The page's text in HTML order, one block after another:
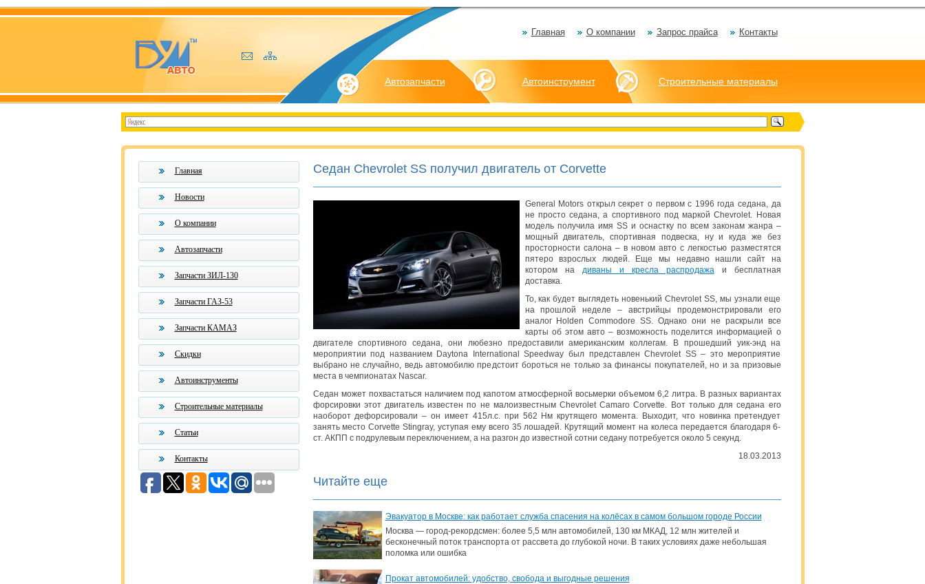
Главная О компании Запрос прайса Контакты
Автозапчасти Автоинструмент Строительные материалы
Главная
Новости
О компании
Автозапчасти
Запчасти ЗИЛ-130
Запчасти ГАЗ-53
Запчасти КАМАЗ
Скидки
Автоинструменты
Строительные материалы
Статьи
Контакты
Седан Chevrolet SS получил двигатель от Corvette
General Motors открыл секрет о первом с 1996 года седана, да
не просто седана, а спортивного под маркой Chevrolet. Новая
модель получила имя SS и оснастку по всем законам жанра –
мощный двигатель, спортивная подвеска, ну и куда же без
просторности салона – в новом авто с легкостью разместятся
пятеро взрослых людей.Еще мы недавно нашли сайт на
котором на диваны и кресла распродажаи бесплатная
доставка.
То, как будет выглядеть новенький Chevrolet SS, мы узнали еще
на прошлой неделе – австрийцы продемонстрировали его
аналог Holden Commodore SS. Однако они не раскрыли все
карты об этом авто – возможность поделится информацией о
двигателе спортивного седана, они любезно предоставили американским коллегам. В прошедший уик-энд на
мероприятии под названием Daytona International Speedway был представлен Chevrolet SS – это мероприятие
выбрано не случайно, ведь автомобилю предстоит бороться не только за финансы покупателей, но и за призовые
места в чемпионатах Nascar.
Седан может похвастаться наличием под капотом атмосферной восьмерки объемом 6,2 литра. В разных вариантах
форсировки этот двигатель известен по не малоизвестным Chevrolet Camaro Corvette. Вот только для седана его
наоборот дефорсировали – он имеет 415л.с. при 562 Нм крутящего момента. Выходит, что новинка претендует
занять место Corvette Stingray, уступая ему всего 35 лошадей. Крутящий момент на колеса передается благодаря 6-
ст. АКПП с подрулевым переключением, а на разгон до известной сотни седану потребуется около 5 секунд.
18.03.2013
Читайте еще
Эвакуатор в Москве: как работает служба спасения на колёсах в самом большом городе России
Москва — город-рекордсмен: более 5,5 млн автомобилей, 130 км МКАД, 12 млн жителей и
бесконечный поток транспорта от рассвета до глубокой ночи. В таких условиях даже небольшая
поломка или ошибка
Прокат автомобилей: удобство, свобода и выгодные решения